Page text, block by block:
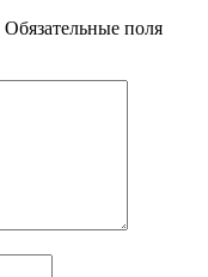
Обязательные поля